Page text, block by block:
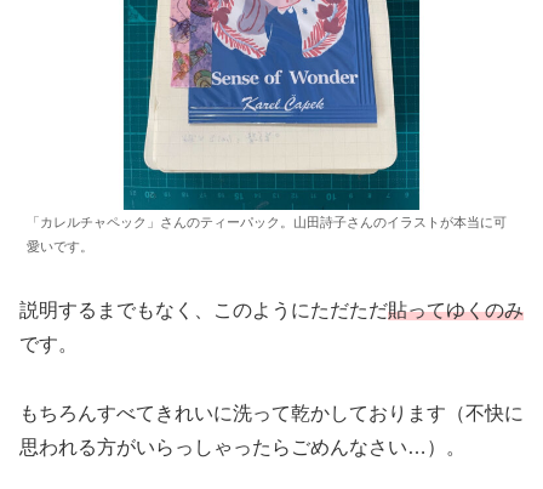
「カレルチャペック」さんのティーパック。山田詩子さんのイラストが本当に可
愛いです。
説明するまでもなく、このようにただただ貼ってゆくのみ
です。
もちろんすべてきれいに洗って乾かしております（不快に
思われる方がいらっしゃったらごめんなさい…）。